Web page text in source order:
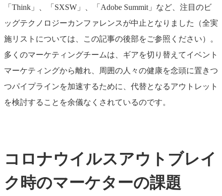
「Think」、「SXSW」、「Adobe Summit」など、注目のビ
ッグテクノロジーカンファレンスが中止となりました（全実
施リストについては、この記事の後部をご参照ください）。
多くのマーケティングチームは、ギアを切り替えてイベント
マーケティングから離れ、周囲の人々の健康を念頭に置きつ
つパイプラインを加速するために、代替となるアウトレット
を検討することを余儀なくされているのです。
コロナウイルスアウトブレイ
ク時のマーケターの課題